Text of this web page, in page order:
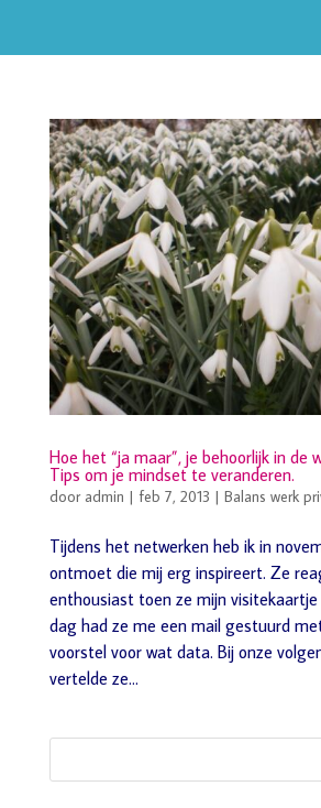
Hoe het “ja maar”, je behoorlijk in de
Tips om je mindset te veranderen.
door admin | feb 7, 2013 | Balans werk
Tijdens het netwerken heb ik in
ontmoet die mij erg inspireert. Ze
enthousiast toen ze mijn
dag had ze me een mail gestuurd
voorstel voor wat data. Bij onze
vertelde ze...